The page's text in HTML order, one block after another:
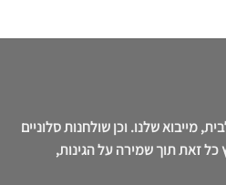
מייבוא שלנו. וכן שולחנות סלוניים
כל זאת תוך שמירה על הגינות,